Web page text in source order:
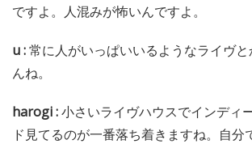
ですよ。人混みが怖いんですよ。
u :常に人がいっぱいいるようなライヴ
んね。
harogi :小さいライヴハウスでインディ
ド見てるのが一番落ち着きますね。自分